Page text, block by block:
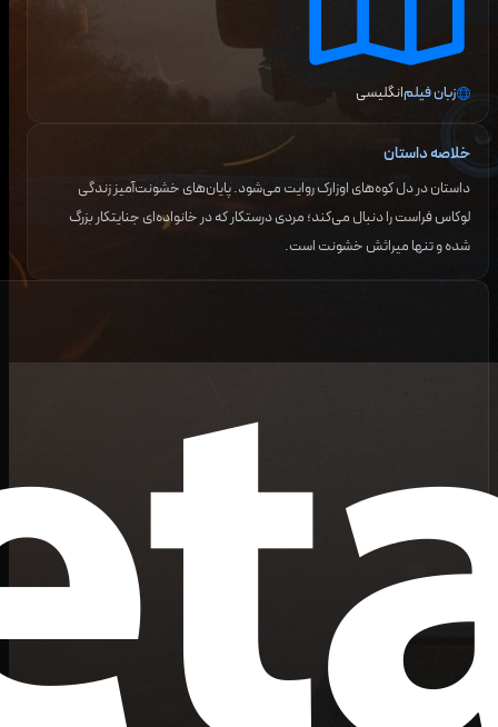
زبان فیلمانگلیسی
خلاصه داستان
داستان در دل کوه‌های اوزارک روایت می‌شود. پایان‌های خشونت‌آمیز زندگی
لوکاس فراست را دنبال می‌کند؛ مردی درستکار که در خانواده‌ای جنایتکار بزرگ
شده و تنها میراثش خشونت است.